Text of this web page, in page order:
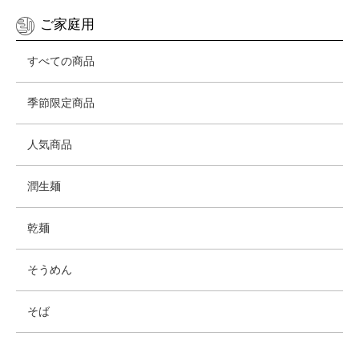
ご家庭用
すべての商品
季節限定商品
人気商品
潤生麺
乾麺
そうめん
そば